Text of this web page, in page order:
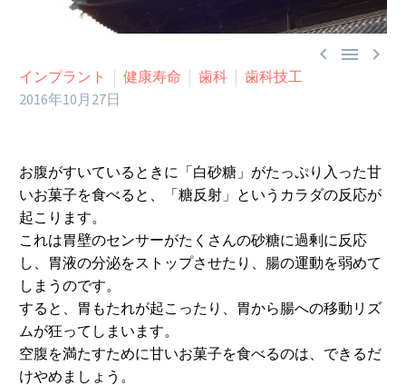
  
インプラント 健康寿命 歯科
歯科技工
2016年10月27日
お腹がすいているときに「白砂糖」がたっぷり入った甘
いお菓子を食べると、「糖反射」というカラダの反応が
起こります。
これは胃壁のセンサーがたくさんの砂糖に過剰に反応
し、胃液の分泌をストップさせたり、腸の運動を弱めて
しまうのです。
すると、胃もたれが起こったり、胃から腸への移動リズ
ムが狂ってしまいます。
空腹を満たすために甘いお菓子を食べるのは、できるだ
けやめましょう。